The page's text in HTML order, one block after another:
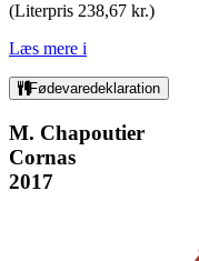
(Literpris 238,67 kr.)
Læs mere i
Fødevaredeklaration
M. Chapoutier
Cornas
2017